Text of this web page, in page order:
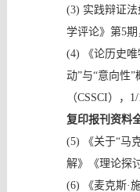
(3) 实践辩证法
学评论》第5期
(4)
《论历史
动”与“意向性”
（CSSCI），1/
复印报刊资料
(5)
《关于“马
解》
《理论探
(6)
《麦克斯·